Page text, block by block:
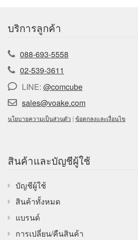
บริการลูกค้า
088-693-5558
02-539-3611
LINE: @comcube
sales@voake.com
นโยบายความเป็นส่วนตัว | ข้อตกลงและเงื่อนไข
สินค้าและบัญชีผู้ใช้
บัญชีผู้ใช้
สินค้าทั้งหมด
แบรนด์
การเปลี่ยน/คืนสินค้า